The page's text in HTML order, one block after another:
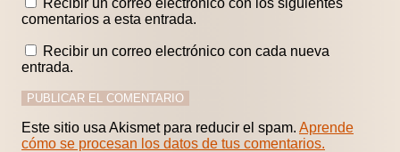
comentarios a esta entrada.
Recibir un correo electrónico con cada nueva
entrada.
Este sitio usa Akismet para reducir el spam. Aprende
cómo se procesan los datos de tus comentarios.